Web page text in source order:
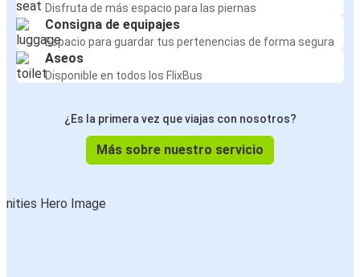
Disfruta de más espacio para las piernas
Consigna de equipajes
Espacio para guardar tus pertenencias de forma segura
Aseos
Disponible en todos los FlixBus
¿Es la primera vez que viajas con nosotros?
Más sobre nuestro servicio